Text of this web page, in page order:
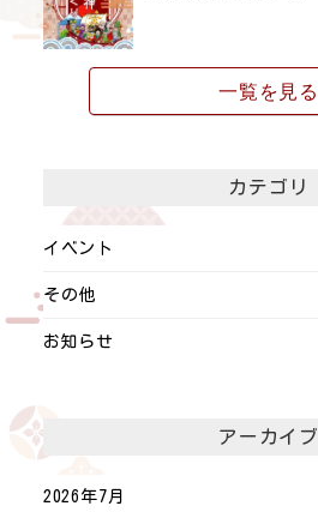
一覧を見る
カテゴリ
イベント
その他
お知らせ
アーカイブ
2026年7月